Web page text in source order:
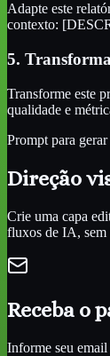
Adapte este
contexto:
5.
Transforme este
qualidade e
Prompt para gerar
Direção
Crie uma capa
fluxos de IA, sem
Receba o
Informe seu